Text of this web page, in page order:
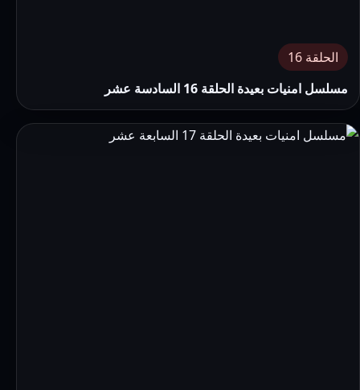
الحلقة 16
مسلسل امنيات بعيدة الحلقة 16 السادسة عشر